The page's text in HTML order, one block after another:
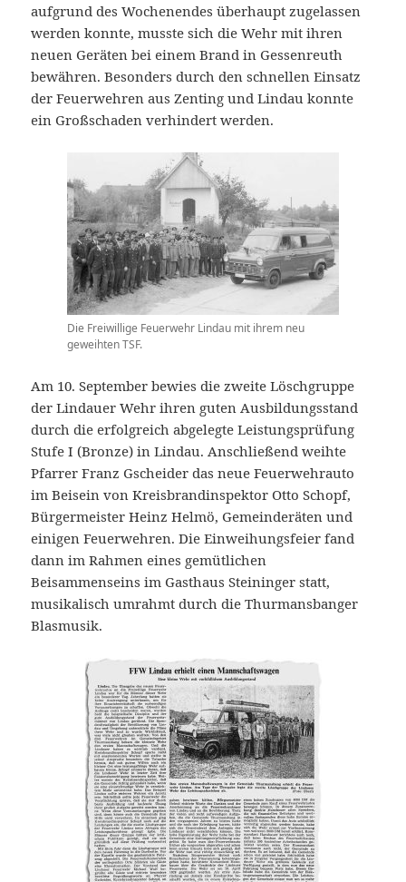
aufgrund des Wochenendes überhaupt zugelassen
werden konnte, musste sich die Wehr mit ihren
neuen Geräten bei einem Brand in Gessenreuth
bewähren. Besonders durch den schnellen Einsatz
der Feuerwehren aus Zenting und Lindau konnte
ein Großschaden verhindert werden.
Die Freiwillige Feuerwehr Lindau mit ihrem neu
geweihten TSF.
Am 10. September bewies die zweite Löschgruppe
der Lindauer Wehr ihren guten Ausbildungsstand
durch die erfolgreich abgelegte Leistungsprüfung
Stufe I (Bronze) in Lindau. Anschließend weihte
Pfarrer Franz Gscheider das neue Feuerwehrauto
im Beisein von Kreisbrandinspektor Otto Schopf,
Bürgermeister Heinz Helmö, Gemeinderäten und
einigen Feuerwehren. Die Einweihungsfeier fand
dann im Rahmen eines gemütlichen
Beisammenseins im Gasthaus Steininger statt,
musikalisch umrahmt durch die Thurmansbanger
Blasmusik.